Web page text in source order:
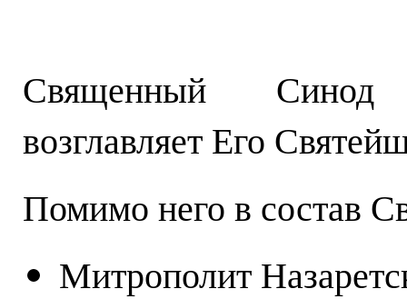
Священный Синод
возглавляет Его
Помимо него в состав
Митрополит